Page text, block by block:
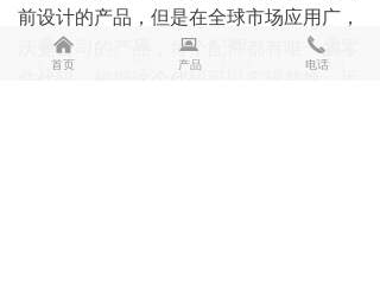
前设计的产品，但是在全球市场应用广，
沃曼公司的产品，每个配件都有唯一的零
件代码，根据这个代码可以实现替换。近
낀
首页
넙
我的
낀
首页
뀵
产品
끅
电话